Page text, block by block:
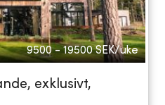
9500 - 19500 SEK/uke
exklusivt,